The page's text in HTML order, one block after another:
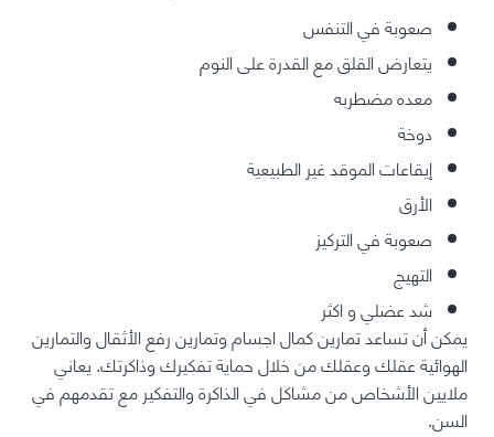
صعوبة في التنفس
يتعارض القلق مع القدرة على النوم
معده مضطربه
دوخة
إيقاعات الموقد غير الطبيعية
الأرق
صعوبة في التركيز
التهيج
شد عضلي و اكثر
يمكن أن تساعد تمارين كمال اجسام وتمارين رفع الأثقال والتمارين
الهوائية عقلك وعقلك من خلال حماية تفكيرك وذاكرتك. يعاني
ملايين الأشخاص من مشاكل في الذاكرة والتفكير مع تقدمهم في
السن.